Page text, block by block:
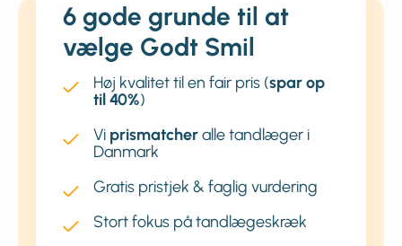
6 gode grunde til at
vælge Godt Smil
Høj kvalitet til en fair pris (spar op
til 40%)
Vi prismatcheralle tandlæger i
Danmark
Gratis pristjek & faglig vurdering
Stort fokus på tandlægeskræk